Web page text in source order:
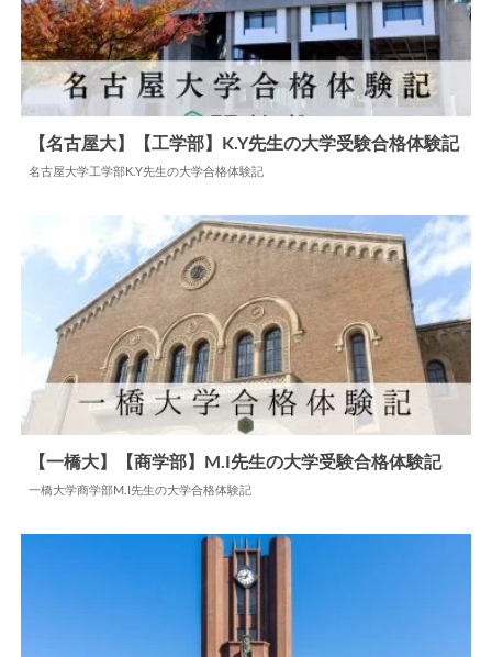
【名古屋大】【工学部】K.Y先生の大学受験合格体験記
名古屋大学工学部K.Y先生の大学合格体験記
【一橋大】【商学部】M.I先生の大学受験合格体験記
一橋大学商学部M.I先生の大学合格体験記